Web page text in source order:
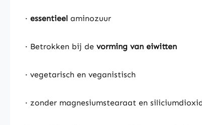
· essentieel aminozuur
· Betrokken bij de vorming van eiwitten
· vegetarisch en veganistisch
· zonder magnesiumstearaat en